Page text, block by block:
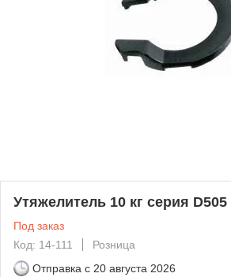
Утяжелитель 10 кг серия D505
Под заказ
Код: 14-111
Розница
Отправка с 20 августа 2026